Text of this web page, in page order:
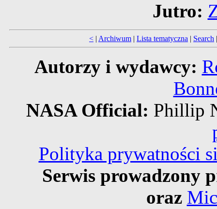
Jutro:
< | Archiwum | Lista tematyczna | Search
Autorzy i wydawcy:
NASA Official: Phillip
Polityka prywatności
Serwis prowadzony
oraz